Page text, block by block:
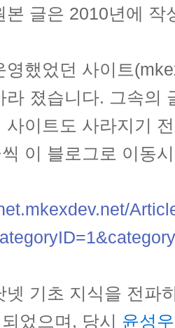
본 글은 2010년에 작
영했었던 사이트
라 졌습니다. 그속의
사이트도 사라지기
이 블로그로 이동
넷 기초 지식을 전파
었으며, 당시 윤성